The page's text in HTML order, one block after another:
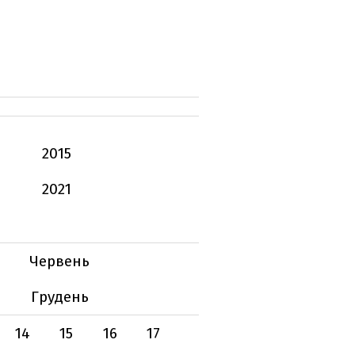
2015
2021
Червень
Грудень
14
15 16 17